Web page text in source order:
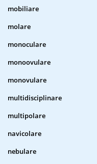
mobiliare
molare
monoculare
monoovulare
monovulare
multidisciplinare
multipolare
navicolare
nebulare